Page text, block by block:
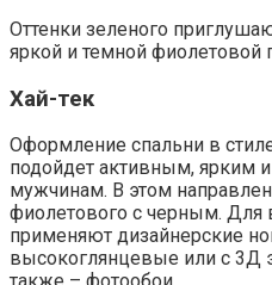
Оттенки зеленого
яркой и темной фиолетовой
Хай-тек
Оформление спальни в
подойдет активным, ярким
мужчинам. В этом
фиолетового с черным. Для
применяют дизайнерские
высокоглянцевые или с 3Д